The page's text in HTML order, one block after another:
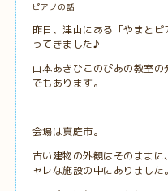
ピアノの話
昨日、津山にある「やまと
ってきました♪
山本あきひこのぴあの教室
でもあります。
会場は真庭市。
古い建物の外観はそのまま
ャレな施設の中にありました。